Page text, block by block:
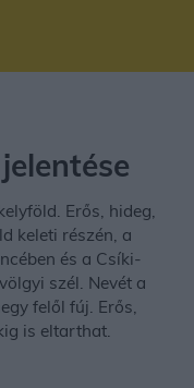
Erős, hideg,
keleti részén, a
és a Csíki-
szél. Nevét a
felől fúj. Erős,
is eltarthat.